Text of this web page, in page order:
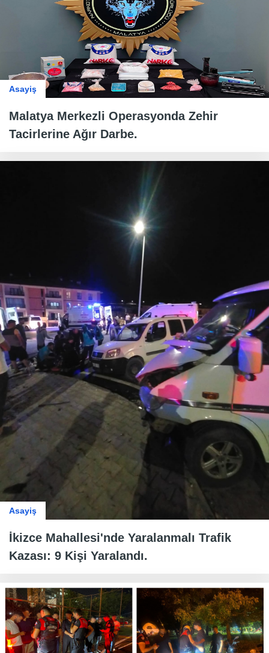
Asayiş
Malatya Merkezli Operasyonda Zehir
Tacirlerine Ağır Darbe.
Asayiş
İkizce Mahallesi'nde Yaralanmalı Trafik
Kazası: 9 Kişi Yaralandı.